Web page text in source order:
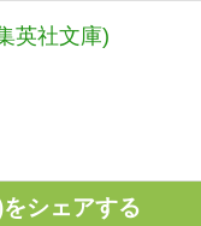
英社文庫)
シェアする